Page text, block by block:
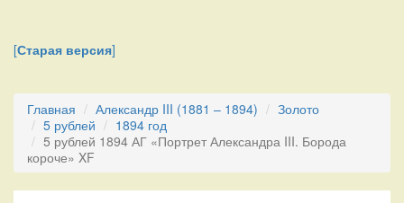
[Старая версия]
Главная Александр III (1881 – 1894)
Золото
5 рублей
1894 год
5 рублей 1894 АГ «Портрет Александра III. Борода
короче» XF